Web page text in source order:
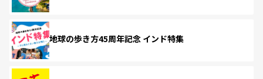
地球の歩き方45周年記念 インド特集